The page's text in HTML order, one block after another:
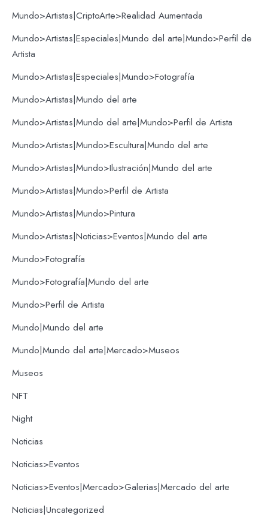
Mundo>Artistas|CriptoArte>Realidad Aumentada
Mundo>Artistas|Especiales|Mundo del arte|Mundo>Perfil de
Artista
Mundo>Artistas|Especiales|Mundo>Fotografía
Mundo>Artistas|Mundo del arte
Mundo>Artistas|Mundo del arte|Mundo>Perfil de Artista
Mundo>Artistas|Mundo>Escultura|Mundo del arte
Mundo>Artistas|Mundo>Ilustración|Mundo del arte
Mundo>Artistas|Mundo>Perfil de Artista
Mundo>Artistas|Mundo>Pintura
Mundo>Artistas|Noticias>Eventos|Mundo del arte
Mundo>Fotografía
Mundo>Fotografía|Mundo del arte
Mundo>Perfil de Artista
Mundo|Mundo del arte
Mundo|Mundo del arte|Mercado>Museos
Museos
NFT
Night
Noticias
Noticias>Eventos
Noticias>Eventos|Mercado>Galerias|Mercado del arte
Noticias|Uncategorized